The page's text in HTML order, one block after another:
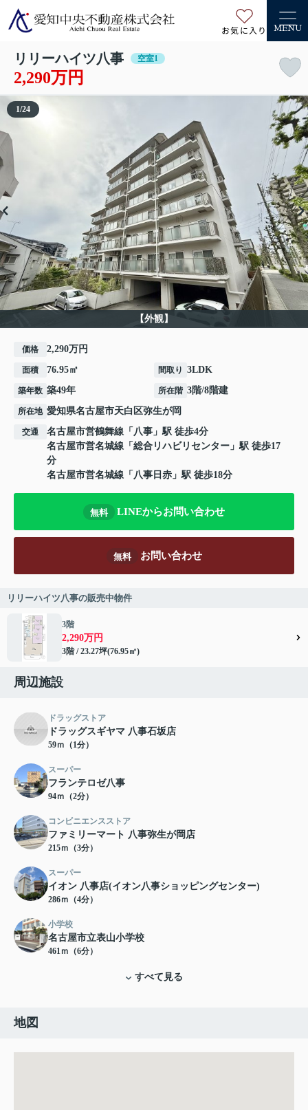
お気に入り MENU
リリーハイツ八事 空室1
2,290万円
【外観】
1/24
価格 2,290万円
面積 76.95㎡ 間取り 3LDK
築年数 築49年 所在階 3階/8階建
所在地 愛知県名古屋市天白区弥生が岡
交通 名古屋市営鶴舞線 「 八事 」駅 徒歩4分
名古屋市営名城線 「 総合リハビリセンター 」駅 徒歩17
分
名古屋市営名城線 「 八事日赤 」駅 徒歩18分
無料 LINEからお問い合わせ
無料 お問い合わせ
リリーハイツ八事の販売中物件
3階
2,290万円
3階 / 23.27坪(76.95㎡)
周辺施設
ドラッグストア
ドラッグスギヤマ 八事石坂店
59ｍ（1分）
スーパー
フランテロゼ八事
94ｍ（2分）
コンビニエンスストア
ファミリーマート 八事弥生が岡店
215ｍ（3分）
スーパー
イオン 八事店(イオン八事ショッピングセンター)
286ｍ（4分）
小学校
名古屋市立表山小学校
461ｍ（6分）
すべて見る
地図